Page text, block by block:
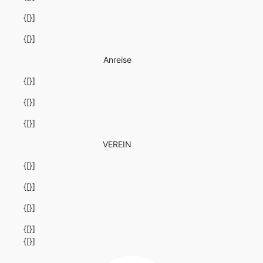
{[}]
{[}]
{[}]
{[}]
{[}]
Anreise
{[}]
{[}]
{[}]
VEREIN
{[}]
{[}]